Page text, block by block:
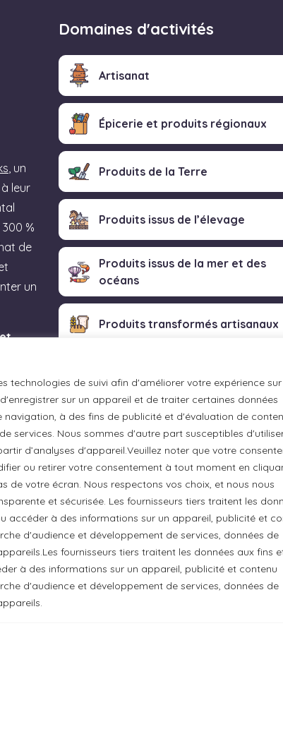
technologies de suivi afin d'améliorer votre expérience
sur un appareil et de traiter certaines données
à des fins de publicité et d'évaluation de
services. Nous sommes d'autre part susceptibles
d’analyses d'appareil.Veuillez noter que votre
ou retirer votre consentement à tout moment en
de votre écran. Nous respectons vos choix, et nous nous
et sécurisée. Les fournisseurs tiers traitent les
accéder à des informations sur un appareil, publicité et
d'audience et développement de services, données de
fournisseurs tiers traitent les données aux fins
à des informations sur un appareil, publicité et contenu
d'audience et développement de services, données de
, un
leur
%
de
un
«
Domaines d'activités
Artisanat
Épicerie et produits régionaux
Produits de la Terre
Produits issus de l’élevage
Produits issus de la mer et des
océans
Produits transformés artisanaux
Chats Gourmets Ltd. tient à souligner que ses
cédé du peuple algonquin anichinabé. Nous